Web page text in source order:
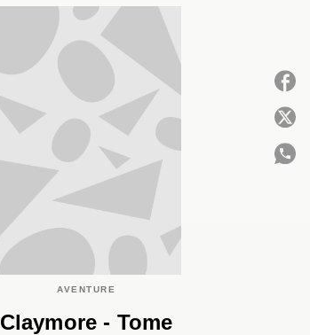
AVENTURE
Claymore - Tome